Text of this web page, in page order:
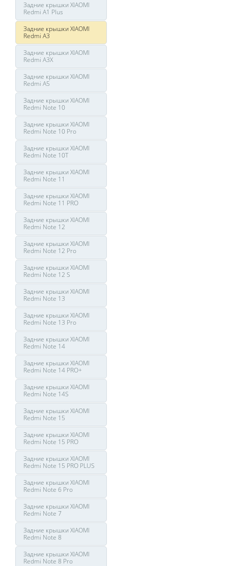
Задние крышки XIAOMI
Redmi A1 Plus
Задние крышки XIAOMI
Redmi A3
Задние крышки XIAOMI
Redmi A3X
Задние крышки XIAOMI
Redmi A5
Задние крышки XIAOMI
Redmi Note 10
Задние крышки XIAOMI
Redmi Note 10 Pro
Задние крышки XIAOMI
Redmi Note 10T
Задние крышки XIAOMI
Redmi Note 11
Задние крышки XIAOMI
Redmi Note 11 PRO
Задние крышки XIAOMI
Redmi Note 12
Задние крышки XIAOMI
Redmi Note 12 Pro
Задние крышки XIAOMI
Redmi Note 12 S
Задние крышки XIAOMI
Redmi Note 13
Задние крышки XIAOMI
Redmi Note 13 Pro
Задние крышки XIAOMI
Redmi Note 14
Задние крышки XIAOMI
Redmi Note 14 PRO+
Задние крышки XIAOMI
Redmi Note 14S
Задние крышки XIAOMI
Redmi Note 15
Задние крышки XIAOMI
Redmi Note 15 PRO
Задние крышки XIAOMI
Redmi Note 15 PRO PLUS
Задние крышки XIAOMI
Redmi Note 6 Pro
Задние крышки XIAOMI
Redmi Note 7
Задние крышки XIAOMI
Redmi Note 8
Задние крышки XIAOMI
Redmi Note 8 Pro